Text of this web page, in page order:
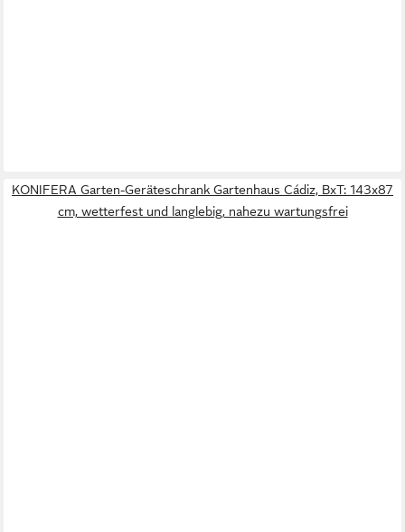
KONIFERA Garten-Geräteschrank Gartenhaus Cádiz, BxT: 143x87
cm, wetterfest und langlebig, nahezu wartungsfrei